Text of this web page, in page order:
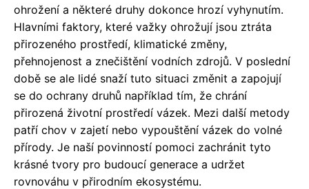
ohrožení a některé druhy dokonce hrozí vyhynutím.
Hlavními faktory, které važky ohrožují jsou ztráta
přirozeného prostředí, klimatické změny,
přehnojenost a znečištění vodních zdrojů. V poslední
době se ale lidé snaží tuto situaci změnit a zapojují
se do ochrany druhů například tím, že chrání
přirozená životní prostředí vázek. Mezi další metody
patří chov v zajetí nebo vypouštění vázek do volné
přírody. Je naší povinností pomoci zachránit tyto
krásné tvory pro budoucí generace a udržet
rovnováhu v přirodním ekosystému.